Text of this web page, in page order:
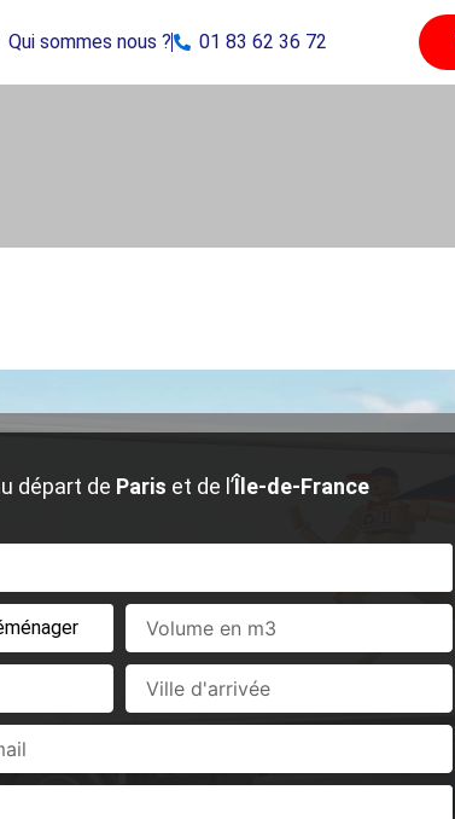
Qui sommes nous ? 01 83 62 36 72
départ de Paris et de l’Île-de-France
Volume
m3
Ville
d'arrivée